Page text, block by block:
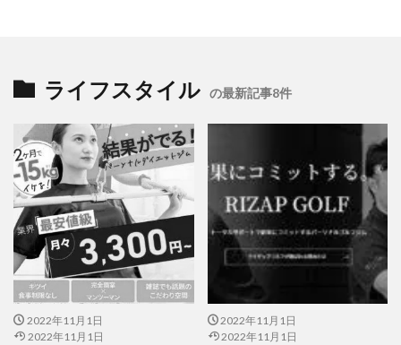
ライフスタイル の最新記事8件
2022年11月1日
2022年11月1日
2022年11月1日
2022年11月1日